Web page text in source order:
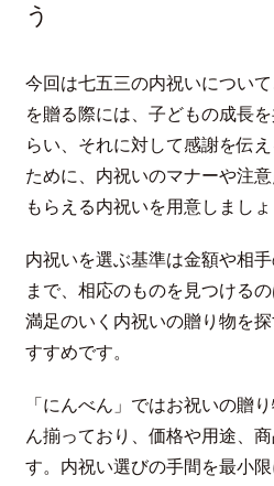
う
今回は七五三の内祝いについ
を贈る際には、子どもの成長
らい、それに対して感謝を伝
ために、内祝いのマナーや注
もらえる内祝いを用意しましょ
内祝いを選ぶ基準は金額や相
まで、相応のものを見つける
満足のいく内祝いの贈り物を
すすめです。
「にんべん」ではお祝いの贈
ん揃っており、価格や用途、
す。内祝い選びの手間を最小